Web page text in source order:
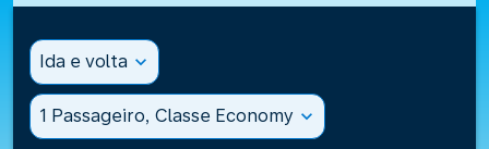
Ida e volta expand_more
1 Passageiro, Classe Economy expand_more